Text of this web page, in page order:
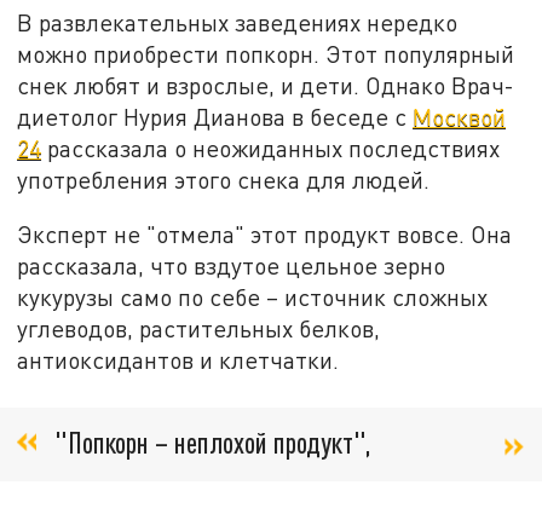
В развлекательных заведениях нередко
можно приобрести попкорн. Этот популярный
снек любят и взрослые, и дети. Однако Врач-
диетолог Нурия Дианова в беседе с Москвой
24 рассказала о неожиданных последствиях
употребления этого снека для людей.
Эксперт не "отмела" этот продукт вовсе. Она
рассказала, что вздутое цельное зерно
кукурузы само по себе – источник сложных
углеводов, растительных белков,
антиоксидантов и клетчатки.
"Попкорн – неплохой продукт",